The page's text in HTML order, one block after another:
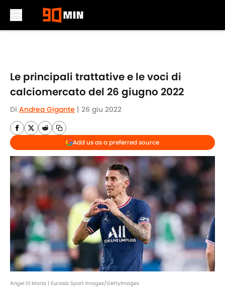
Le principali trattative e le voci di
calciomercato del 26 giugno 2022
Di Andrea Gigante | 26 giu 2022
Add us as a preferred source
Angel Di Maria | Eurasia Sport Images/GettyImages